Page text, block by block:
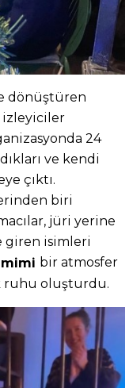
dönüştüren
izleyiciler
24
ve kendi
çıktı.
biri
jüri yerine
giren isimleri
bir atmosfer
ruhu oluşturdu.